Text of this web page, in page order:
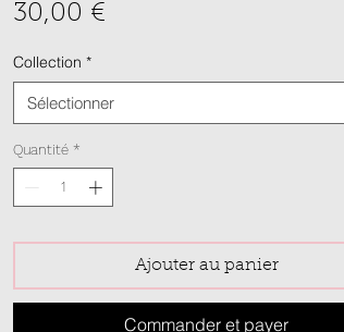
30,00 €
Collection *
Sélectionner
Quantité *
Ajouter au panier
Commander et payer